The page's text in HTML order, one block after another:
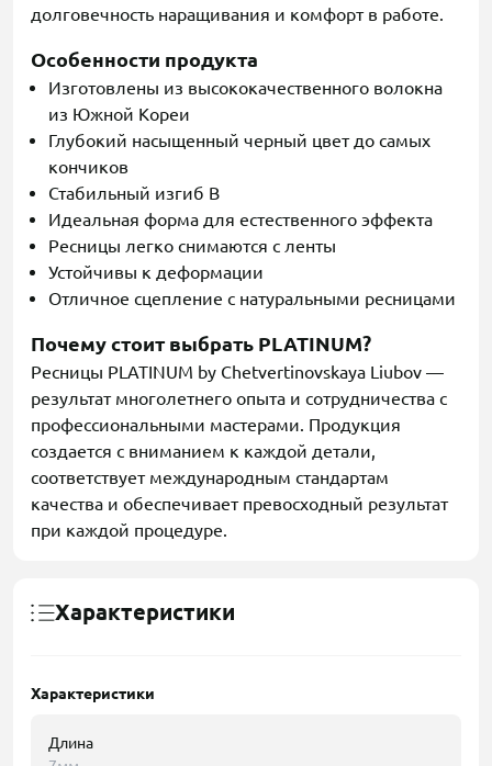
долговечность наращивания и комфорт в работе.
Особенности продукта
Изготовлены из высококачественного волокна
из Южной Кореи
Глубокий насыщенный черный цвет до самых
кончиков
Стабильный изгиб B
Идеальная форма для естественного эффекта
Ресницы легко снимаются с ленты
Устойчивы к деформации
Отличное сцепление с натуральными ресницами
Почему стоит выбрать PLATINUM?
Ресницы PLATINUM by Chetvertinovskaya Liubov —
результат многолетнего опыта и сотрудничества с
профессиональными мастерами. Продукция
создается с вниманием к каждой детали,
соответствует международным стандартам
качества и обеспечивает превосходный результат
при каждой процедуре.
Характеристики
Характеристики
Длина